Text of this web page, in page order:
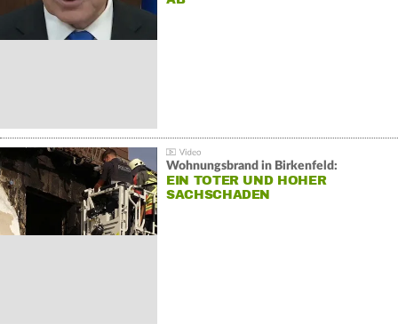
Wohnungsbrand in Birkenfeld:
EIN TOTER UND HOHER
SACHSCHADEN